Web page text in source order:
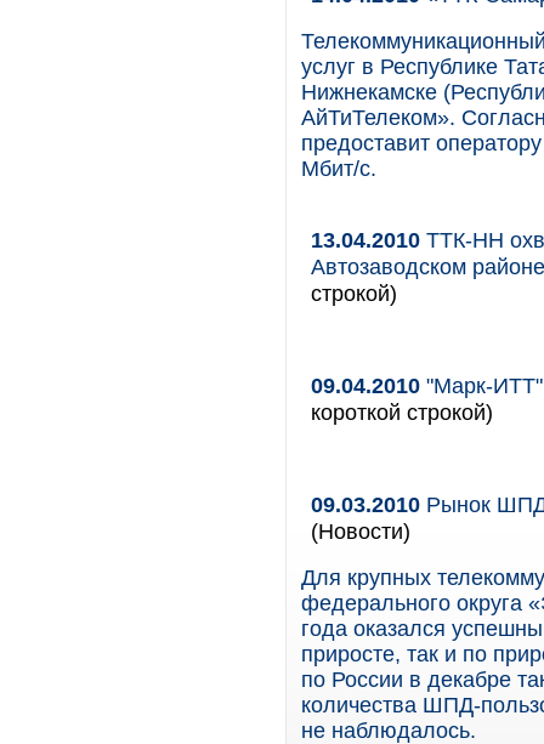
услуг в Республике
Нижнекамске
АйТиТелеком».
предоставит
Мбит/с.
13.04.2010 ТТК-НН
Автозаводском
строкой)
09.04.2010 "Марк-ИТТ"
короткой строкой)
09.03.2010 Рынок ШПД
(Новости)
Для крупных
федерального округа
года оказался
приросте, так и по
по России в декабре
количества ШПД-
не наблюдалось.